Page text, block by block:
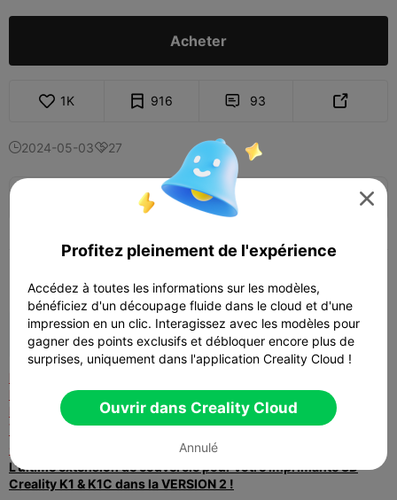
Acheter
1K 916  93 
2024-05-0327
🚀 SPARKX i7 Series — Now Only $229
(26% OFF) >> Shop Now

Description
sont invités à nous suivre sur Instagram
(sektor7_studios)
LIGNE ! IL SUFFIT DE TÉLÉCHARGER CE NOUVEAU MODÈLE ET
D'IMPRIMER LES NOUVELLES PIÈCES.
VOUS POUVEZ IMPRIMER LE CABRÉ AVEC LA
CHARNIÈRE OU SANS LA CHARNIÈRE !
L'ultime extension de couvercle pour votre imprimante 3D
Creality K1 & K1C dans la VERSION 2 !

Profitez pleinement de l'expérience
Accédez à toutes les informations sur les modèles,
bénéficiez d'un découpage fluide dans le cloud et d'une
impression en un clic. Interagissez avec les modèles pour
gagner des points exclusifs et débloquer encore plus de
surprises, uniquement dans l'application Creality Cloud !
Ouvrir dans Creality Cloud
Annulé